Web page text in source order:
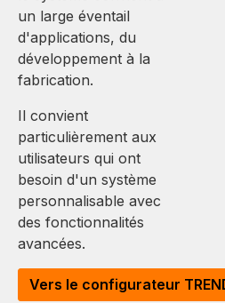
un large éventail
d'applications, du
développement à la
fabrication.
Il convient
particulièrement aux
utilisateurs qui ont
besoin d'un système
personnalisable avec
des fonctionnalités
avancées.
Vers le configurateur